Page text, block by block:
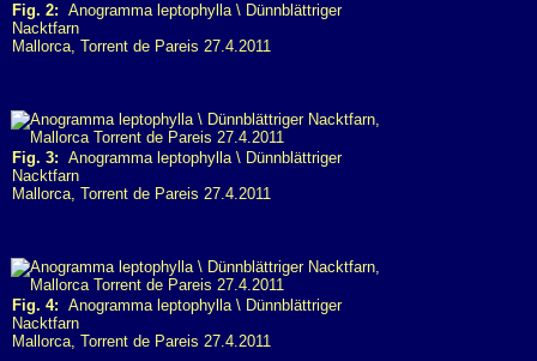
Fig. 2: Anogramma leptophylla \ Dünnblättriger
Nacktfarn
Mallorca, Torrent de Pareis 27.4.2011
Fig. 3: Anogramma leptophylla \ Dünnblättriger
Nacktfarn
Mallorca, Torrent de Pareis 27.4.2011
Fig. 4: Anogramma leptophylla \ Dünnblättriger
Nacktfarn
Mallorca, Torrent de Pareis 27.4.2011